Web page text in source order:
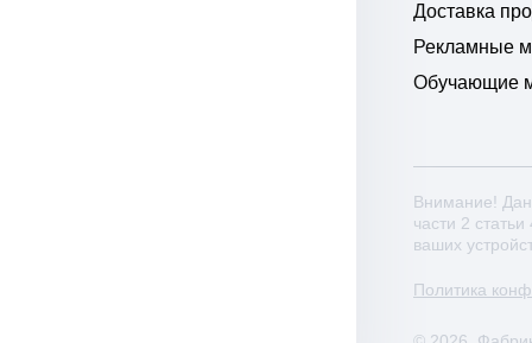
Доставка
Рекламные
Обучающие
Внимание!
части 2
ваших
Политика